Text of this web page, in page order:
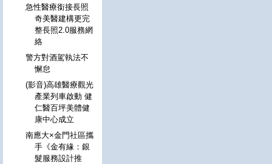
急性醫療銜接長照
奇美醫建構更完
整長照2.0服務網
絡
警方對酒駕執法不
懈怠
(影音)高雄醫療觀光
產業列車啟動 健
仁醫百坪美體健
康中心成立
南應大×金門社區攜
手《金有緣：銀
髮服務設計推